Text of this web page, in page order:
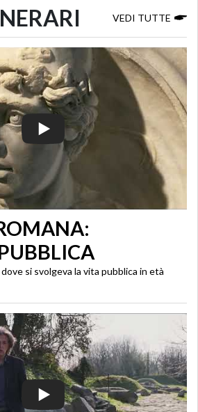
VEDI TUTTE
si svolgeva la vita pubblica in età